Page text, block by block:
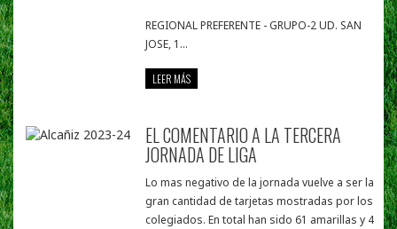
REGIONAL PREFERENTE - GRUPO-2 UD. SAN
JOSE, 1...
LEER MÁS
EL COMENTARIO A LA TERCERA
JORNADA DE LIGA
Lo mas negativo de la jornada vuelve a ser la
gran cantidad de tarjetas mostradas por los
colegiados. En total han sido 61 amarillas y 4